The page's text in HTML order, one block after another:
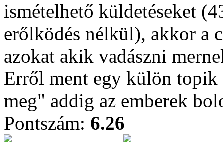
ismételhető küldetéseket
erőlködés nélkül), akkor a
azokat akik vadászni
Erről ment egy külön
meg" addig az emberek
Pontszám: 6.26